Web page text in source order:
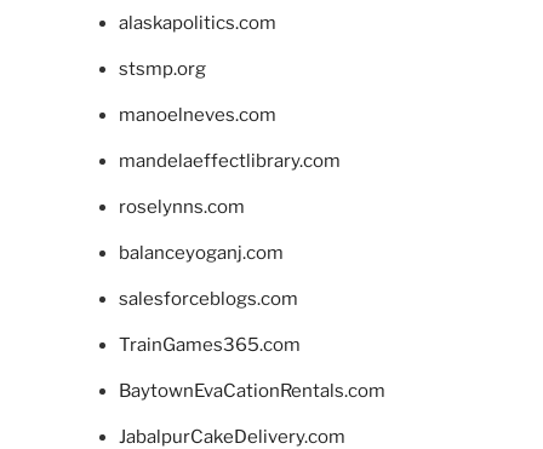
alaskapolitics.com
stsmp.org
manoelneves.com
mandelaeffectlibrary.com
roselynns.com
balanceyoganj.com
salesforceblogs.com
TrainGames365.com
BaytownEvaCationRentals.com
JabalpurCakeDelivery.com